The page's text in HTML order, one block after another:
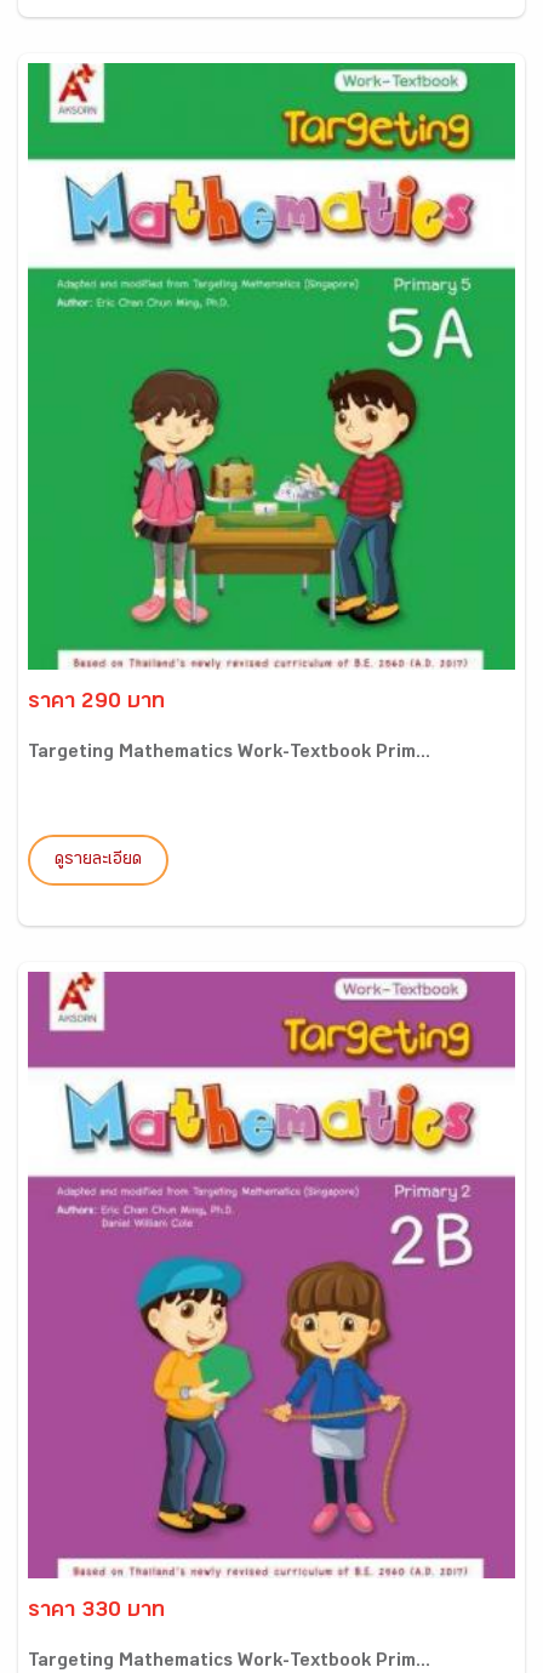
ราคา 290 บาท
Targeting Mathematics Work-Textbook Prim...
ดูรายละเอียด
ราคา 330 บาท
Targeting Mathematics Work-Textbook Prim...